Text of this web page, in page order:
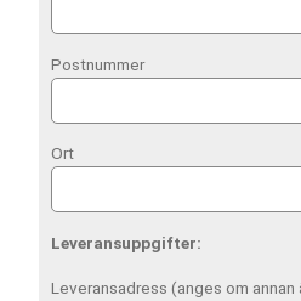
Postnummer
Ort
Leveransuppgifter:
Leveransadress (anges om annan